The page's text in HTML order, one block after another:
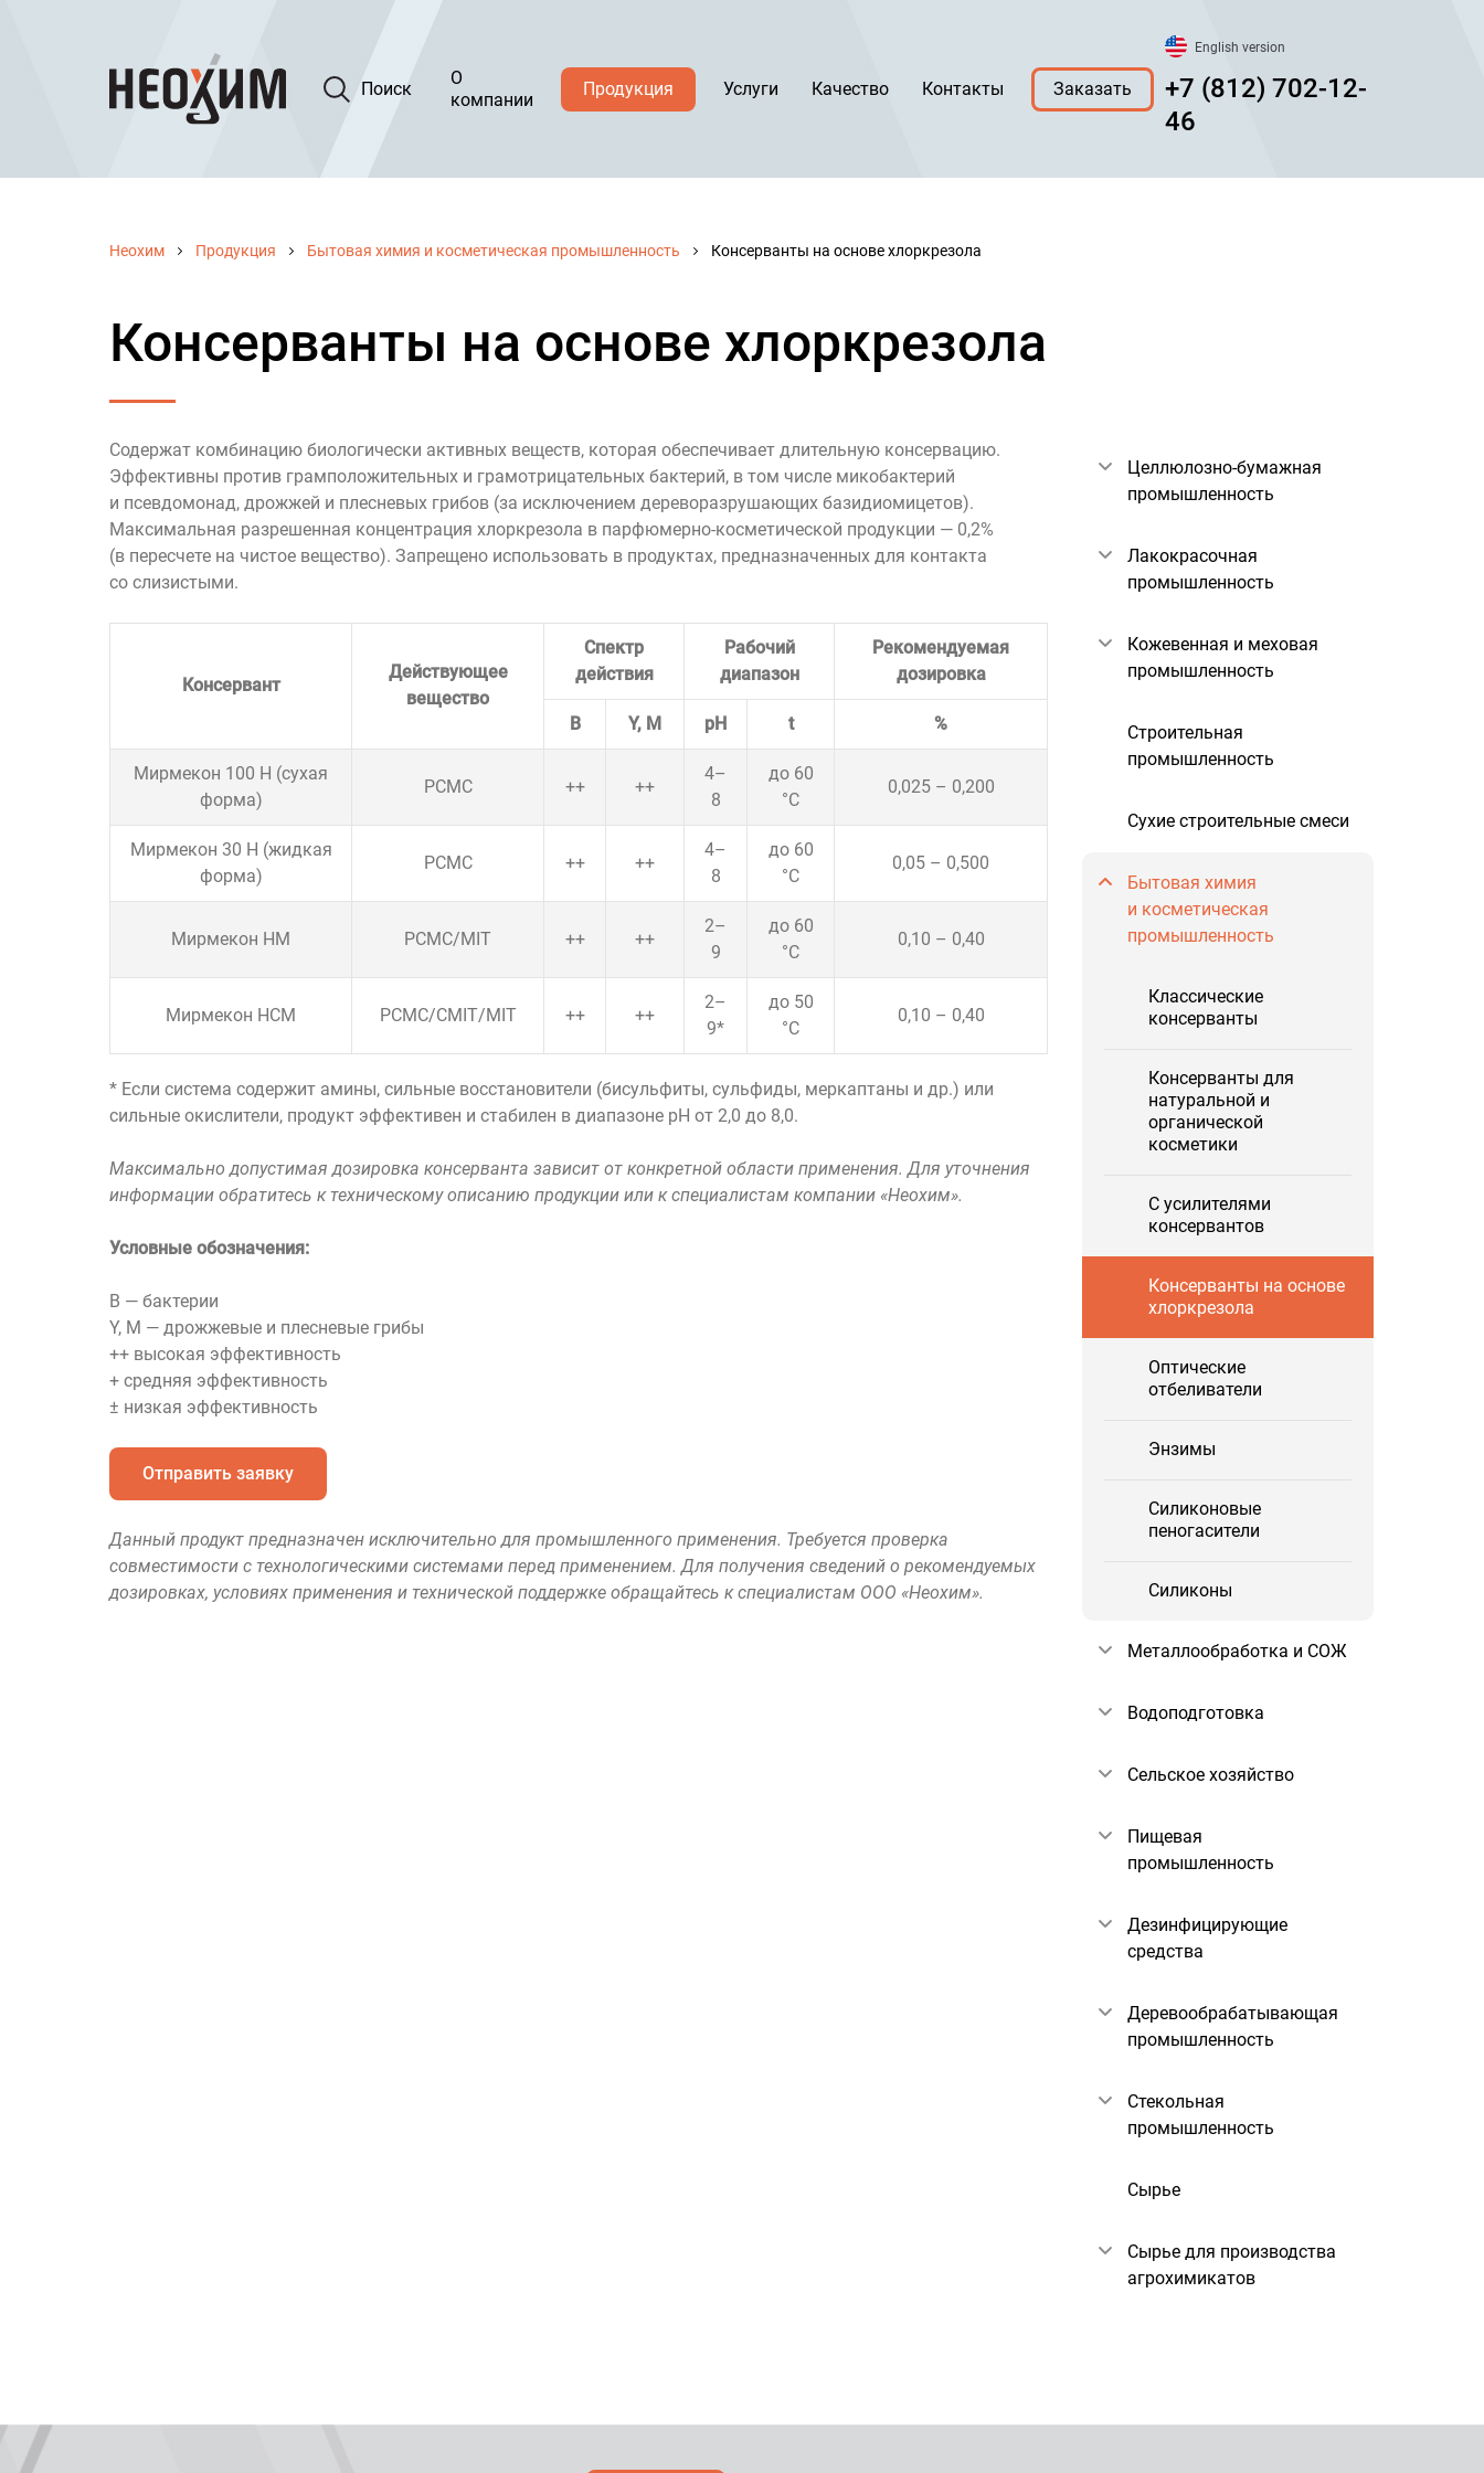
Поиск
О
компании
Продукция Услуги Качество Контакты Заказать
English version
+7 (812) 702-12-
46
Неохим Продукция Бытовая химия и косметическая промышленность Консерванты на основе хлоркрезола
Консерванты на основе хлоркрезола
Содержат комбинацию биологически активных веществ, которая обеспечивает длительную консервацию.
Эффективны против грамположительных и грамотрицательных бактерий, в том числе микобактерий
и псевдомонад, дрожжей и плесневых грибов (за исключением дереворазрушающих базидиомицетов).
Максимальная разрешенная концентрация хлоркрезола в парфюмерно-косметической продукции — 0,2%
(в пересчете на чистое вещество). Запрещено использовать в продуктах, предназначенных для контакта
со слизистыми.
Консервант
Действующее
вещество
Спектр
действия
Рабочий
диапазон
Рекомендуемая
дозировка
B Y, M рН t %
Мирмекон 100 Н (сухая
форма)
РСМС ++ ++
4–
8
до 60
°C
0,025 – 0,200
Мирмекон 30 Н (жидкая
форма)
РСМС ++ ++
4–
8
до 60
°C
0,05 – 0,500
Мирмекон НМ PCMC/MIT ++ ++
2–
9
до 60
°C
0,10 – 0,40
Мирмекон НCM PCMC/CMIT/MIT ++ ++
2–
9*
до 50
°C
0,10 – 0,40
* Если система содержит амины, сильные восстановители (бисульфиты, сульфиды, меркаптаны и др.) или
сильные окислители, продукт эффективен и стабилен в диапазоне рН от 2,0 до 8,0.
Максимально допустимая дозировка консерванта зависит от конкретной области применения. Для уточнения
информации обратитесь к техническому описанию продукции или к специалистам компании «Неохим».
Условные обозначения:
В — бактерии
Y, M — дрожжевые и плесневые грибы
++ высокая эффективность
+ средняя эффективность
± низкая эффективность
Отправить заявку
Данный продукт предназначен исключительно для промышленного применения. Требуется проверка
совместимости с технологическими системами перед применением. Для получения сведений о рекомендуемых
дозировках, условиях применения и технической поддержке обращайтесь к специалистам ООО «Неохим».
Целлюлозно-бумажная
промышленность
Лакокрасочная
промышленность
Кожевенная и меховая
промышленность
Строительная
промышленность
Сухие строительные смеси
Бытовая химия
и косметическая
промышленность
Классические
консерванты
Консерванты для
натуральной и
органической
косметики
С усилителями
консервантов
Консерванты на основе
хлоркрезола
Оптические
отбеливатели
Энзимы
Силиконовые
пеногасители
Силиконы
Металлообработка и СОЖ
Водоподготовка
Сельское хозяйство
Пищевая
промышленность
Дезинфицирующие
средства
Деревообрабатывающая
промышленность
Стекольная
промышленность
Сырье
Сырье для производства
агрохимикатов